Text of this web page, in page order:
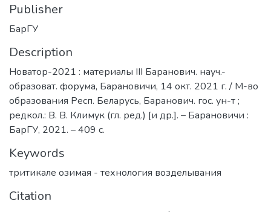
Publisher
БарГУ
Description
Новатор-2021 : материалы III Баранович. науч.-
образоват. форума, Барановичи, 14 окт. 2021 г. / М-во
образования Респ. Беларусь, Баранович. гос. ун-т ;
редкол.: В. В. Климук (гл. ред.) [и др.]. – Барановичи :
БарГУ, 2021. – 409 с.
Keywords
тритикале озимая - технология возделывания
Citation